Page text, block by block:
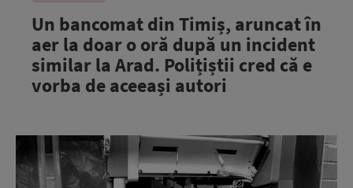
Un bancomat din Timiș, aruncat în
aer la doar o oră după un incident
similar la Arad. Polițiștii cred că e
vorba de aceeași autori